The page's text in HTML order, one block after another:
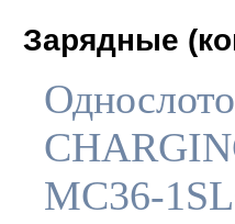
Зарядные
MC36-